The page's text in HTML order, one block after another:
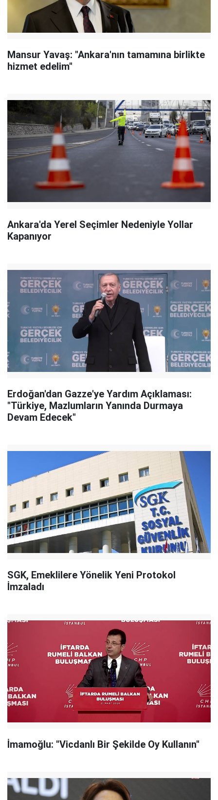
Mansur Yavaş: "Ankara'nın tamamına birlikte
hizmet edelim"
Ankara'da Yerel Seçimler Nedeniyle Yollar
Kapanıyor
Erdoğan'dan Gazze'ye Yardım Açıklaması:
"Türkiye, Mazlumların Yanında Durmaya
Devam Edecek"
SGK, Emeklilere Yönelik Yeni Protokol
İmzaladı
İmamoğlu: "Vicdanlı Bir Şekilde Oy Kullanın"